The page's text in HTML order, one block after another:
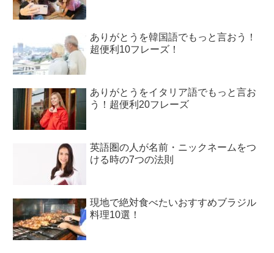
ありがとうを韓国語でもっと言おう！
超便利10フレーズ！
ありがとうをイタリア語でもっと言お
う！超便利20フレーズ
英語圏の人が名前・ニックネームをつ
ける時の7つの法則
現地で絶対食べたいおすすめブラジル
料理10選！